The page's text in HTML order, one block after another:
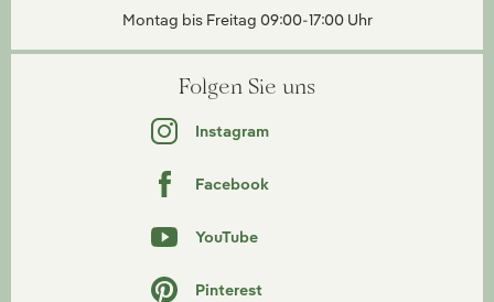
Montag bis Freitag 09:00-17:00 Uhr
Folgen Sie uns
Instagram
Facebook
YouTube
Pinterest